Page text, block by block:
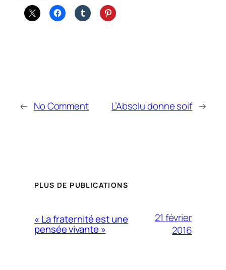
← No Comment L’Absolu donne soif →
PLUS DE PUBLICATIONS
« La fraternité est une
pensée vivante »
21 février
2016